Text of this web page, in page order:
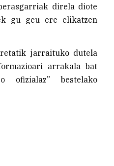
direla diote
gu geu ere elikatzen
jarraituko dutela
arrakala bat
ofizialaz” bestelako